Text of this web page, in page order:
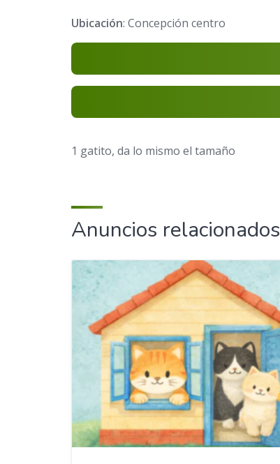
Ubicación: Concepción centro
1 gatito, da lo mismo el tamaño
Anuncios relacionados